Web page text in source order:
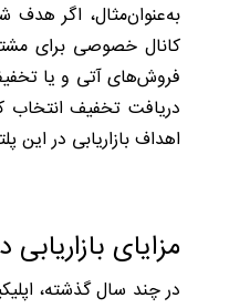
به‌عنوان‌مثال، اگر هدف
کانال خصوصی برای
فروش‌های آتی و یا
دریافت تخفیف انتخاب
اهداف بازاریابی در این
مزایای بازاریابی
در چند سال گذشته،